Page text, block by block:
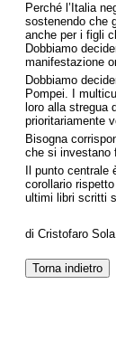
Perché l’Italia
sostenendo che
anche per i figli
Dobbiamo
manifestazione
Dobbiamo
Pompei. I
loro alla stregua
prioritariamente
Bisogna
che si investano
Il punto
corollario
ultimi libri scritti
di Cristofaro Sola